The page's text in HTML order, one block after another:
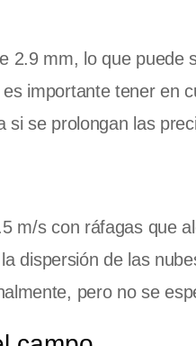
2.9 mm, lo que puede
importante tener en
se prolongan las
m/s con ráfagas que
dispersión de las
pero no se